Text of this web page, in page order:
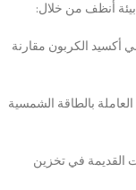
بيئة أنظف من خلال:
أكسيد الكربون مقارنة
بالطاقة الشمسية
القديمة في تخزين